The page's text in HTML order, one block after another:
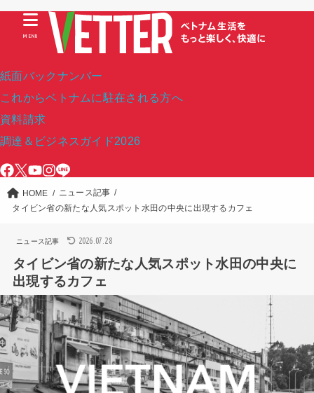
紙面バックナンバー
これからベトナムに駐在される方へ
資料請求
調達＆ビジネスガイド2026
MENU
HOME
ニュース記事
タイビン省の新たな人気スポット水田の中央に出現するカフェ
ニュース記事 2026.07.28
タイビン省の新たな人気スポット水田の中央に
出現するカフェ